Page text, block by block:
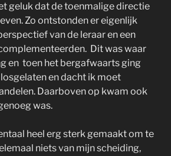
geluk dat de toenmalige directie
Zo ontstonden er eigenlijk
van de leraar en een
Dit was waar
en toen het bergafwaarts ging
en dacht ik moet
Daarboven op kwam ook
was.
heel erg sterk gemaakt om te
niets van mijn scheiding,